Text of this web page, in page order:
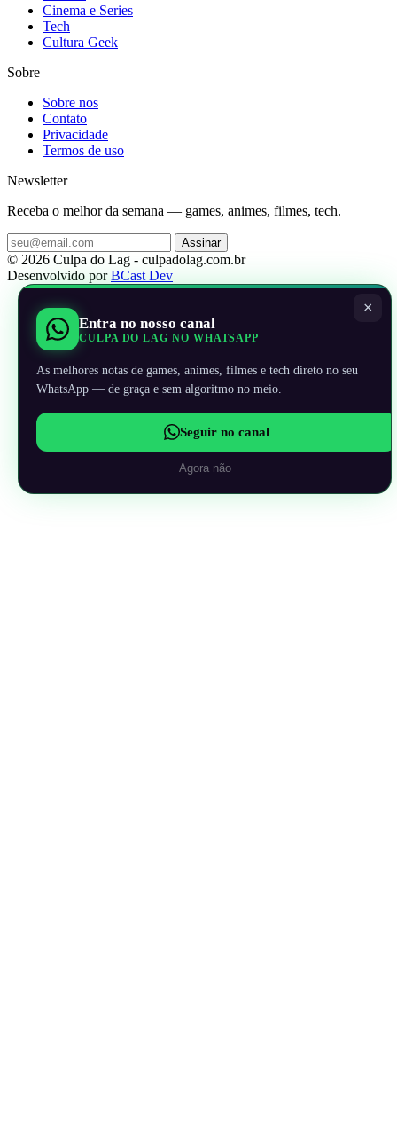
Cinema e Series
Tech
Cultura Geek
Sobre
Sobre nos
Contato
Privacidade
Termos de uso
Newsletter
Receba o melhor da semana — games, animes, filmes, tech.
Assinar
© 2026 Culpa do Lag - culpadolag.com.br
Desenvolvido porBCast Dev
×
Entra no nosso canal
CULPA DO LAG NO WHATSAPP
As melhores notas de games, animes, filmes e tech direto no seu
WhatsApp — de graça e sem algoritmo no meio.
Seguir no canal
Agora não